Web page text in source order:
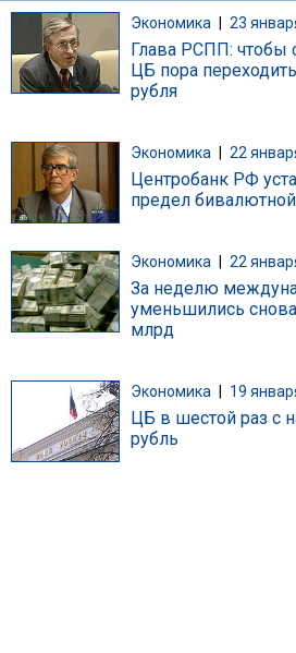
Экономика | 23
Глава РСПП: чтобы
ЦБ пора
рубля
Экономика 22
Центробанк РФ
предел
Экономика 22
За неделю
уменьшились
млрд
Экономика 19
ЦБ в шестой раз с
рубль